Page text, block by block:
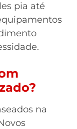
pia até
na